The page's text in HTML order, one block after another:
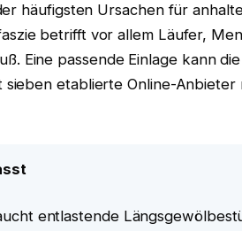
häufigsten Ursachen für
betrifft vor allem Läufer,
Eine passende Einlage kann
etablierte Online-Anbieter
entlastende